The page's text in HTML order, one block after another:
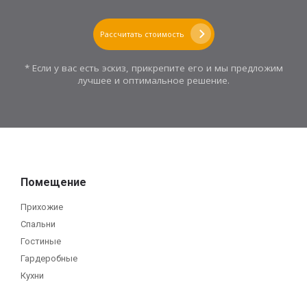
Рассчитать стоимость
* Если у вас есть эскиз, прикрепите его и мы предложим
лучшее и оптимальное решение.
Помещение
Прихожие
Спальни
Гостиные
Гардеробные
Кухни